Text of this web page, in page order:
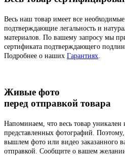
Весь наш товар имеет все
подтверждающие легальность и
материалов. По вашему запросу мы
сертификата подтверждающего
Подробнее о наших Гарантиях
Живые фото
перед отправкой товара
Напоминаем, что весь товар уникален
представленных фотографий.
вышлем фото или видео заказанного
отправкой. Сообщите о вашем